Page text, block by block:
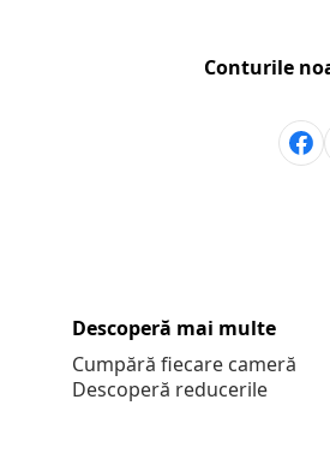
Conturile
Descoperă mai multe
Cumpără fiecare cameră
Descoperă reducerile